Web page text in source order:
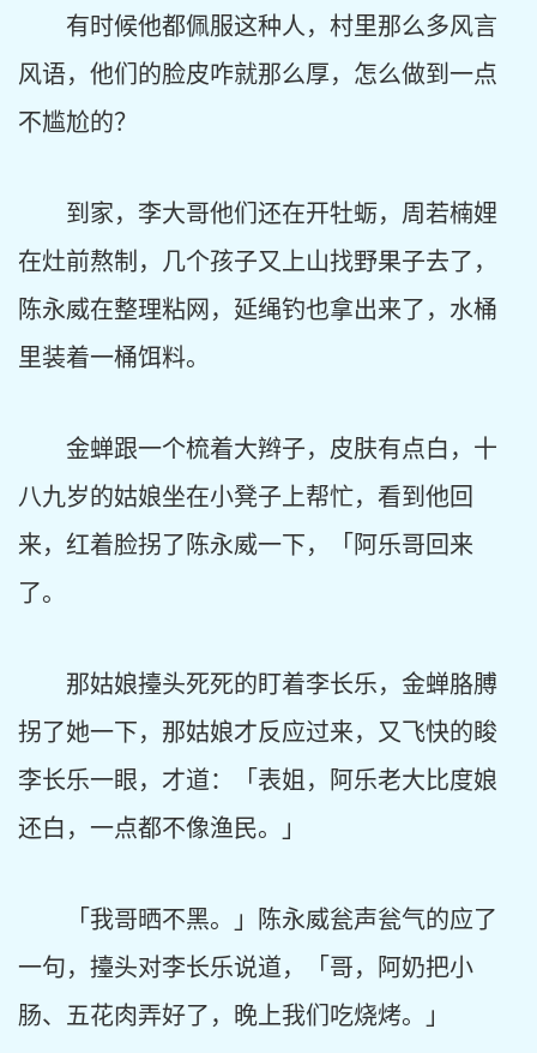
有时候他都佩服这种人，村里那么多风言
风语，他们的脸皮咋就那么厚，怎么做到一点
不尴尬的？
到家，李大哥他们还在开牡蛎，周若楠娌
在灶前熬制，几个孩子又上山找野果子去了，
陈永威在整理粘网，延绳钓也拿出来了，水桶
里装着一桶饵料。
金蝉跟一个梳着大辫子，皮肤有点白，十
八九岁的姑娘坐在小凳子上帮忙，看到他回
来，红着脸拐了陈永威一下，「阿乐哥回来
了。
那姑娘擡头死死的盯着李长乐，金蝉胳膊
拐了她一下，那姑娘才反应过来，又飞快的睃
李长乐一眼，才道：「表姐，阿乐老大比度娘
还白，一点都不像渔民。」
「我哥晒不黑。」陈永威瓮声瓮气的应了
一句，擡头对李长乐说道，「哥，阿奶把小
肠、五花肉弄好了，晚上我们吃烧烤。」